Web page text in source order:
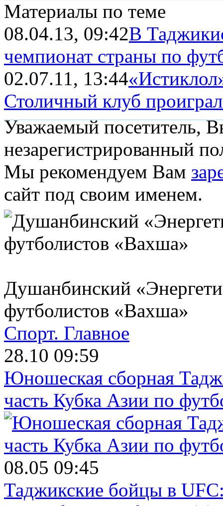
Материалы по теме
08.04.13, 09:42В
чемпионат страны по
02.07.11, 13:44
Столичный клуб
Уважаемый посетитель,
незарегистрированный
Мы рекомендуем Вам
сайт под своим именем.
Душанбинский
футболистов «Вахша»
Спорт. Главное
28.10 09:59
Юношеская сборная
часть Кубка Азии по
08.05 09:45
Таджикские бойцы в